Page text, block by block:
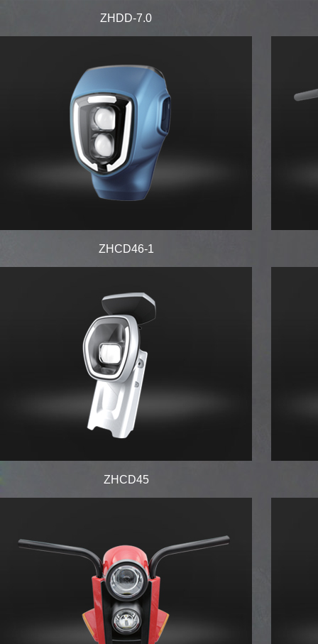
ZHDD-7.0
ZHCD46-1
ZHCD45